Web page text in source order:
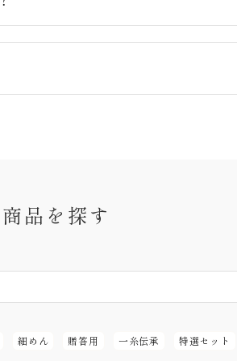
商品を探す
細めん 贈答用 一糸伝承 特選セット